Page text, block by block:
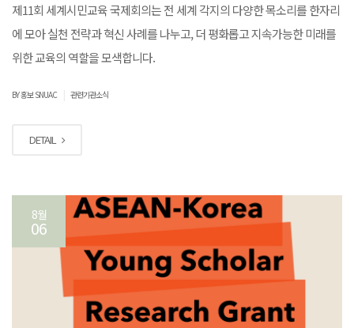
제11회 세계시민교육 국제회의는 전 세계 각지의 다양한 목소리를 한자리
에 모아 실천 전략과 혁신 사례를 나누고, 더 평화롭고 지속가능한 미래를
위한 교육의 역할을 모색합니다.
BY 홍보 SNUAC 관련기관소식
DETAIL
8월
06